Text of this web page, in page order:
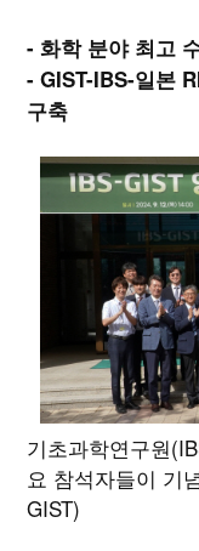
- 화학 분야 최고
- GIST-IBS-일본
구축
기초과학연구원
요 참석자들이 기
GIST)